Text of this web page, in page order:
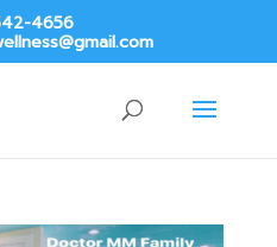
4656